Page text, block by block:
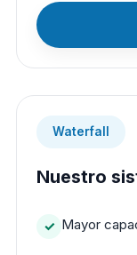
Waterfall
Nuestro
Mayor